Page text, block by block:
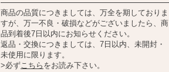
商品の品質につきましては、万全を期しておりま
すが、万一不良・破損などがございましたら、商
品到着後7日以内にお知らせください。
返品・交換につきましては、7日以内、未開封・
未使用に限ります。
>必ずこちら をお読み下さい。